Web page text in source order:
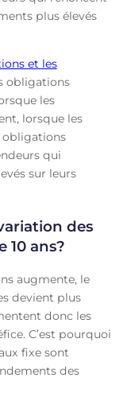
plus élevés
et les
obligations
les
lorsque les
obligations
qui
sur leurs
des
10 ans?
augmente, le
devient plus
donc les
C’est pourquoi
fixe sont
des